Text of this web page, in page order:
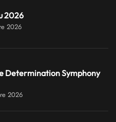
2026
2026
Determination Symphony
2026